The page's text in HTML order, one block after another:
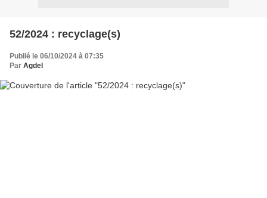
52/2024 : recyclage(s)
Publié le 06/10/2024 à 07:35
Par Agdel